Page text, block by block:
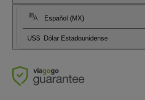
Español (MX)
US$ Dólar Estadounidense